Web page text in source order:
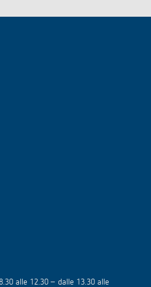
alle 12.30 – dalle 13.30 alle